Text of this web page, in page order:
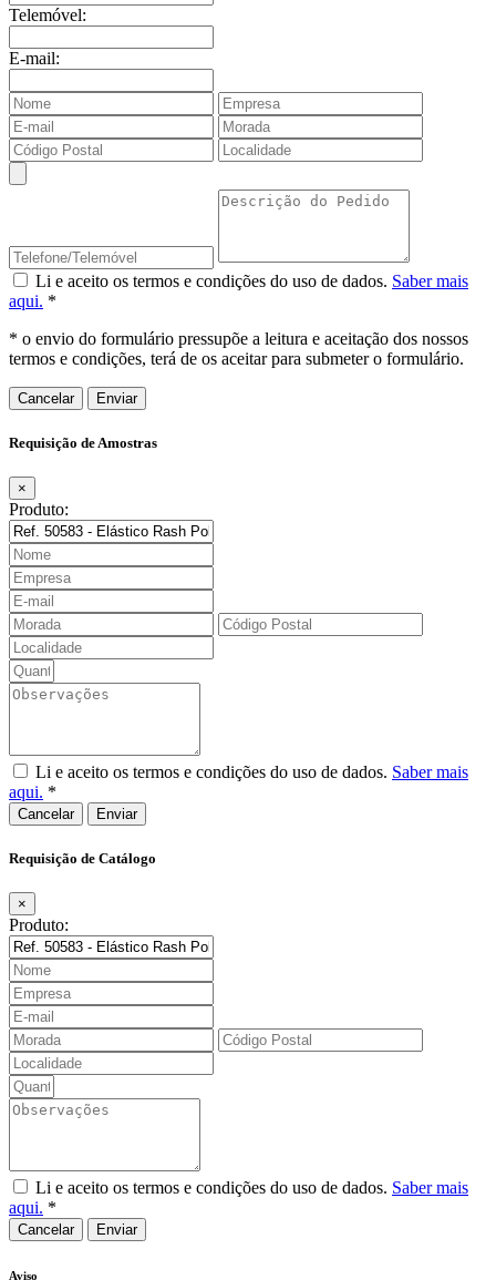
Telemóvel:
E-mail:
Li e aceito os termos e condições do uso de dados. Saber mais
aqui. *
* o envio do formulário pressupõe a leitura e aceitação dos nossos
termos e condições, terá de os aceitar para submeter o formulário.
Cancelar
Requisição de Amostras
×
Produto:
Li e aceito os termos e condições do uso de dados. Saber mais
aqui. *
Cancelar
Requisição de Catálogo
×
Produto:
Li e aceito os termos e condições do uso de dados. Saber mais
aqui. *
Cancelar
Aviso